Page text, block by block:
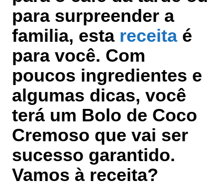
para surpreender a
familia, esta receitaé
para você. Com
poucos ingredientes e
algumas dicas, você
terá um Bolo de Coco
Cremoso que vai ser
sucesso garantido.
Vamos à receita?